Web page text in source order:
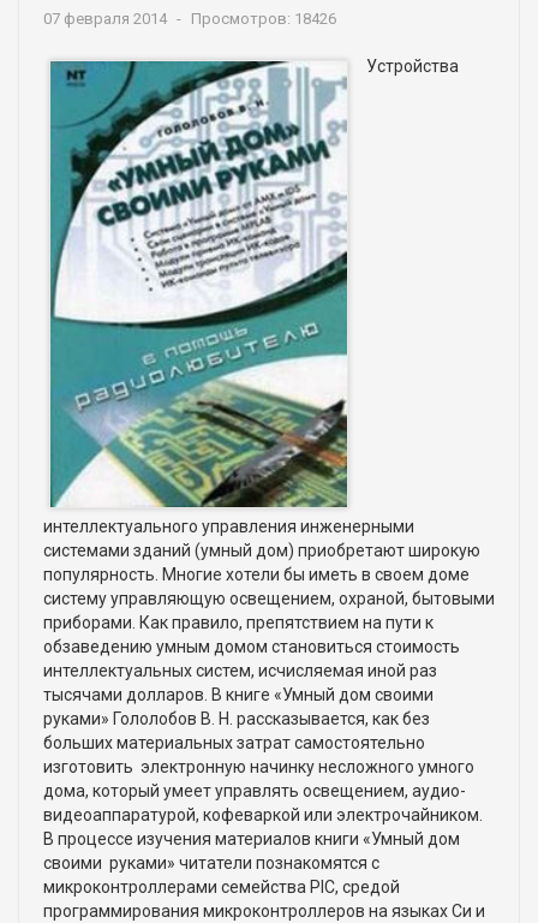
07 февраля 2014 Просмотров: 18426
Устройства
интеллектуального управления инженерными
системами зданий (умный дом) приобретают широкую
популярность. Многие хотели бы иметь в своем доме
систему управляющую освещением, охраной, бытовыми
приборами. Как правило, препятствием на пути к
обзаведению умным домом становиться стоимость
интеллектуальных систем, исчисляемая иной раз
тысячами долларов. В книге «Умный дом своими
руками» Гололобов В. Н. рассказывается, как без
больших материальных затрат самостоятельно
изготовить электронную начинку несложного умного
дома, который умеет управлять освещением, аудио-
видеоаппаратурой, кофеваркой или электрочайником.
В процессе изучения материалов книги «Умный дом
своими руками» читатели познакомятся с
микроконтроллерами семейства PIC, средой
программирования микроконтроллеров на языках Си и